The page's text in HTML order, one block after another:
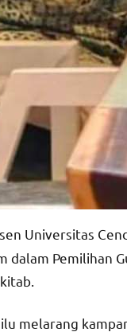
Universitas
dalam Pemilihan
melarang